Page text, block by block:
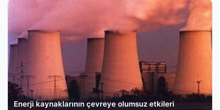
Enerji kaynaklarının çevreye olumsuz etkileri